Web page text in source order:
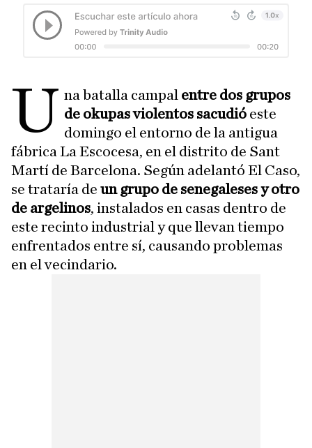
U na batalla campal entre dos grupos
de okupas violentos sacudió este
domingo el entorno de la antigua
fábrica La Escocesa, en el distrito de Sant
Martí de Barcelona. Según adelantó El Caso,
se trataría de un grupo de senegaleses y otro
de argelinos, instalados en casas dentro de
este recinto industrial y que llevan tiempo
enfrentados entre sí, causando problemas
en el vecindario.